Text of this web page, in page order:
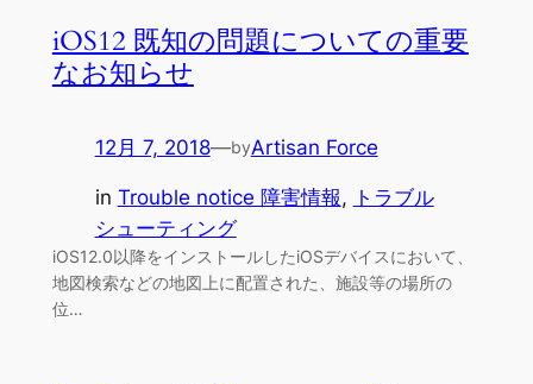
iOS12 既知の問題についての重要
なお知らせ
12月 7, 2018—byArtisan Force
in Trouble notice 障害情報, トラブル
シューティング
iOS12.0以降をインストールしたiOSデバイスにおいて、
地図検索などの地図上に配置された、施設等の場所の
位…